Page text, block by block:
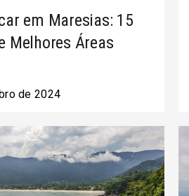
em Maresias: 15
Melhores Áreas
de 2024